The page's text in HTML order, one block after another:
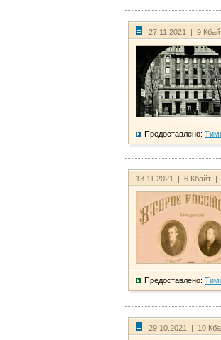
27.11.2021 | 9
Предоставлено:
13.11.2021 | 6 Кбайт |
Предоставлено:
29.10.2021 | 10